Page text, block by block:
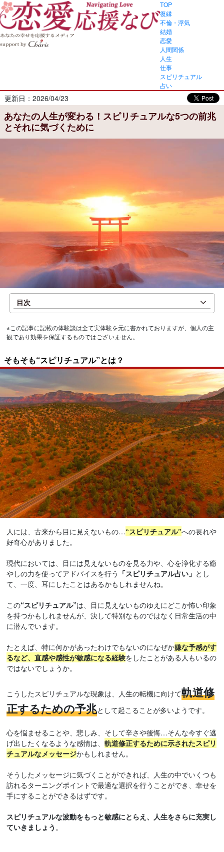
TOP
復縁
不倫・浮気
結婚
恋愛
人間関係
人生
仕事
スピリチュアル
占い
更新日：2026/04/23
あなたの人生が変わる！スピリチュアルな5つの前兆
とそれに気づくために
目次
※この記事に記載の体験談は全て実体験を元に書かれておりますが、個人の主
観であり効果を保証するものではございません。
そもそも“スピリチュアル”とは？
人には、古来から目に見えないもの…“スピリチュアル”への畏れや
好奇心がありました。
現代においては、目には見えないものを見る力や、心を浄化する癒
やしの力を使ってアドバイスを行う 「スピリチュアル占い」 とし
て、一度、耳にしたことはあるかもしれませんね。
この“スピリチュアル”は、目に見えないものゆえにどこか怖い印象
を持つかもしれませんが、決して特別なものではなく日常生活の中
に潜んでいます。
たとえば、特に何かがあったわけでもないのになぜか嫌な予感がす
るなど、直感や感性が敏感になる経験をしたことがある人もいるの
ではないでしょうか。
こうしたスピリチュアルな現象は、人生の転機に向けて軌道修
正するための予兆として起こることが多いようです。
心を悩ませることや、悲しみ、そして辛さや後悔…そんな今すぐ逃
げ出したくなるような感情は、軌道修正するために示されたスピリ
チュアルなメッセージかもしれません。
そうしたメッセージに気づくことができれば、人生の中でいくつも
訪れるターニングポイントで最適な選択を行うことができ、幸せを
手にすることができるはずです。
スピリチュアルな波動をもっと敏感にとらえ、人生をさらに充実し
ていきましょう 。